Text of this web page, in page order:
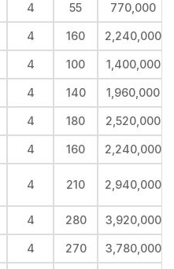
4 55 770,000
4 160 2,240,000
4 100 1,400,000
4 140 1,960,000
4 180 2,520,000
4 160 2,240,000
4 210 2,940,000
4 280 3,920,000
4 270 3,780,000